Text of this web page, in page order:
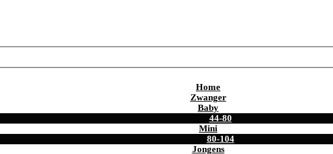
Home
Zwanger
Baby
44-80
Mini
80-104
Jongens